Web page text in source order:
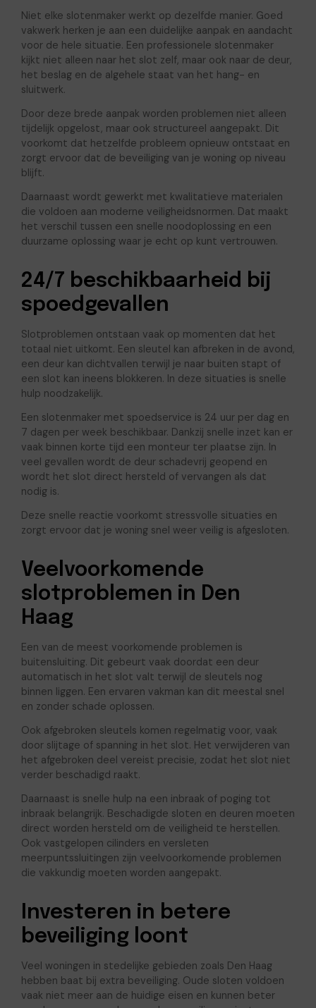
Niet elke slotenmaker werkt op dezelfde manier. Goed
vakwerk herken je aan een duidelijke aanpak en aandacht
voor de hele situatie. Een professionele slotenmaker
kijkt niet alleen naar het slot zelf, maar ook naar de deur,
het beslag en de algehele staat van het hang- en
sluitwerk.
Door deze brede aanpak worden problemen niet alleen
tijdelijk opgelost, maar ook structureel aangepakt. Dit
voorkomt dat hetzelfde probleem opnieuw ontstaat en
zorgt ervoor dat de beveiliging van je woning op niveau
blijft.
Daarnaast wordt gewerkt met kwalitatieve materialen
die voldoen aan moderne veiligheidsnormen. Dat maakt
het verschil tussen een snelle noodoplossing en een
duurzame oplossing waar je echt op kunt vertrouwen.
24/7 beschikbaarheid bij
spoedgevallen
Slotproblemen ontstaan vaak op momenten dat het
totaal niet uitkomt. Een sleutel kan afbreken in de avond,
een deur kan dichtvallen terwijl je naar buiten stapt of
een slot kan ineens blokkeren. In deze situaties is snelle
hulp noodzakelijk.
Een slotenmaker met spoedservice is 24 uur per dag en
7 dagen per week beschikbaar. Dankzij snelle inzet kan er
vaak binnen korte tijd een monteur ter plaatse zijn. In
veel gevallen wordt de deur schadevrij geopend en
wordt het slot direct hersteld of vervangen als dat
nodig is.
Deze snelle reactie voorkomt stressvolle situaties en
zorgt ervoor dat je woning snel weer veilig is afgesloten.
Veelvoorkomende
slotproblemen in Den
Haag
Een van de meest voorkomende problemen is
buitensluiting. Dit gebeurt vaak doordat een deur
automatisch in het slot valt terwijl de sleutels nog
binnen liggen. Een ervaren vakman kan dit meestal snel
en zonder schade oplossen.
Ook afgebroken sleutels komen regelmatig voor, vaak
door slijtage of spanning in het slot. Het verwijderen van
het afgebroken deel vereist precisie, zodat het slot niet
verder beschadigd raakt.
Daarnaast is snelle hulp na een inbraak of poging tot
inbraak belangrijk. Beschadigde sloten en deuren moeten
direct worden hersteld om de veiligheid te herstellen.
Ook vastgelopen cilinders en versleten
meerpuntssluitingen zijn veelvoorkomende problemen
die vakkundig moeten worden aangepakt.
Investeren in betere
beveiliging loont
Veel woningen in stedelijke gebieden zoals Den Haag
hebben baat bij extra beveiliging. Oude sloten voldoen
vaak niet meer aan de huidige eisen en kunnen beter